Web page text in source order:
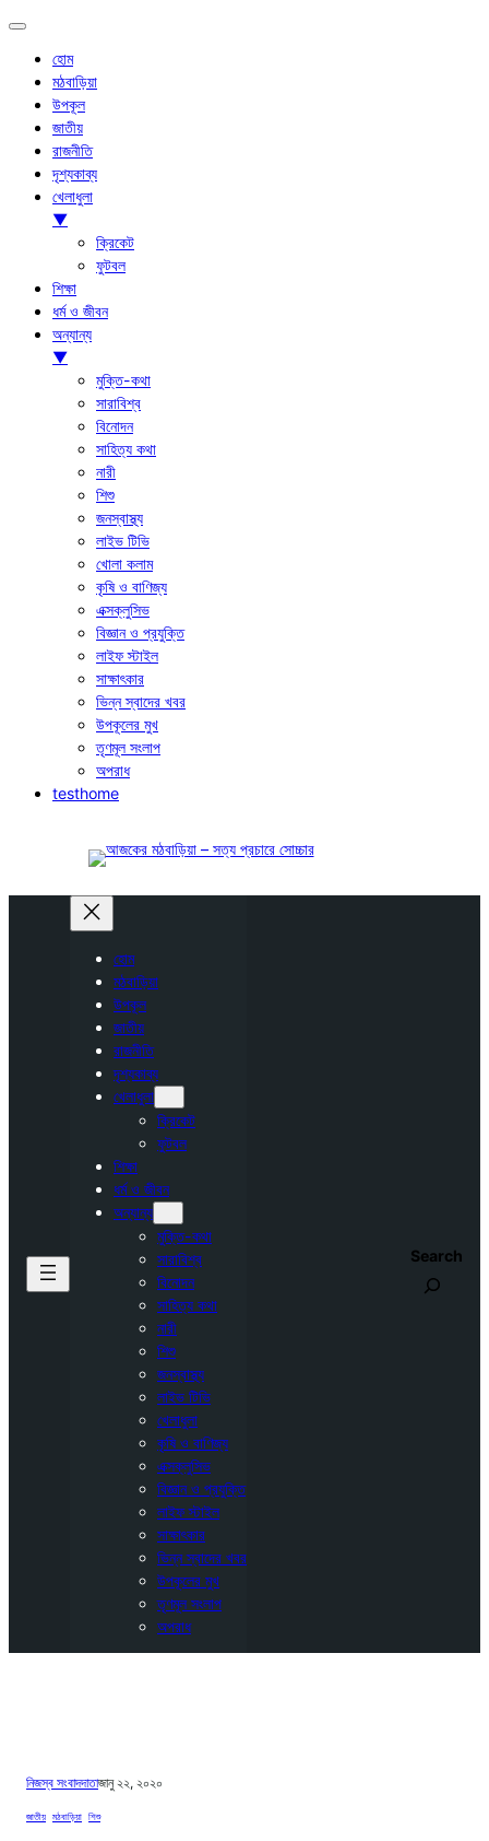
হোম
মঠবাড়িয়া
উপকূল
জাতীয়
রাজনীতি
দৃশ্যকাব্য
খেলাধুলা
▼
ক্রিকেট
ফুটবল
শিক্ষা
ধর্ম ও জীবন
অন্যান্য
▼
মুক্তি-কথা
সারাবিশ্ব
বিনোদন
সাহিত্য কথা
নারী
শিশু
জনস্বাস্থ্য
লাইভ টিভি
খোলা কলাম
কৃষি ও বাণিজ্য
এক্সক্লুসিভ
বিজ্ঞান ও প্রযুক্তি
লাইফ স্টাইল
সাক্ষাৎকার
ভিন্ন স্বাদের খবর
উপকূলের মুখ
তৃণমূল সংলাপ
অপরাধ
testhome
হোম
মঠবাড়িয়া
উপকূল
জাতীয়
রাজনীতি
দৃশ্যকাব্য
খেলাধুলা
ক্রিকেট
ফুটবল
শিক্ষা
ধর্ম ও জীবন
অন্যান্য
মুক্তি-কথা
সারাবিশ্ব
বিনোদন
সাহিত্য কথা
নারী
শিশু
জনস্বাস্থ্য
লাইভ টিভি
খেলাধুলা
কৃষি ও বাণিজ্য
এক্সক্লুসিভ
বিজ্ঞান ও প্রযুক্তি
লাইফ স্টাইল
সাক্ষাৎকার
ভিন্ন স্বাদের খবর
উপকূলের মুখ
তৃণমূল সংলাপ
অপরাধ
Search
নিজস্ব সংবাদদাতাজানু ২২, ২০২০
জাতীয় মঠবাড়িয়া শিশু